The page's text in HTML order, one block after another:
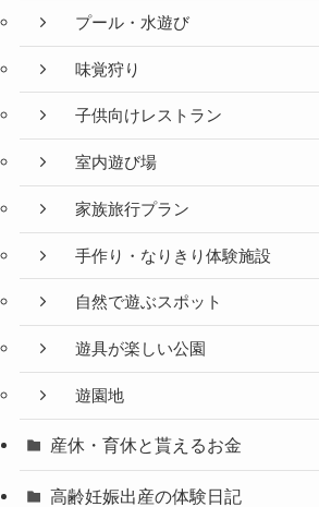
プール・水遊び
味覚狩り
子供向けレストラン
室内遊び場
家族旅行プラン
手作り・なりきり体験施設
自然で遊ぶスポット
遊具が楽しい公園
遊園地
産休・育休と貰えるお金
高齢妊娠出産の体験日記